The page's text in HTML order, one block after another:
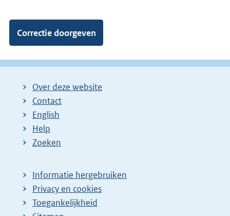
:
Over deze website
Contact
English
Help
Zoeken
Informatie hergebruiken
Privacy en cookies
Toegankelijkheid